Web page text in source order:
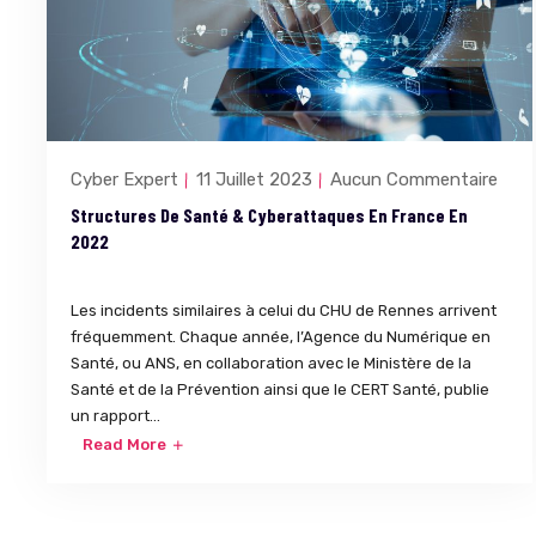
Cyber Expert 11 Juillet 2023 Aucun Commentaire
Structures De Santé & Cyberattaques En France En
2022
Les incidents similaires à celui du CHU de Rennes arrivent
fréquemment. Chaque année, l’Agence du Numérique en
Santé, ou ANS, en collaboration avec le Ministère de la
Santé et de la Prévention ainsi que le CERT Santé, publie
un rapport...
Read More